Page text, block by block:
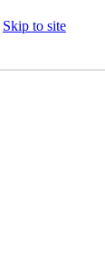
Skip to site